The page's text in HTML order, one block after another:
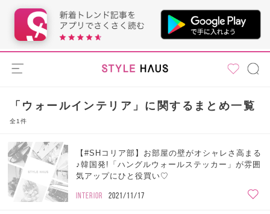
「ウォールインテリア」に関するまとめ一覧
全1件
【#SHコリア部】お部屋の壁がオシャレさ高まる
♪韓国発!「ハングルウォールステッカー」が雰囲
気アップにひと役買い♡
INTERIOR 2021/11/17